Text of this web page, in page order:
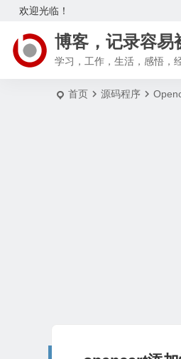
欢迎光临！
博客，记录容易
学习，工作，生活，感悟，
首页 源码程序